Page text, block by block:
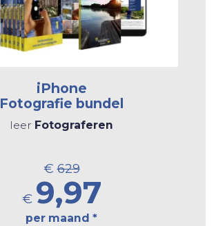
iPhone
Fotografie bundel
leer Fotograferen
€629
€ 9,97
per maand *